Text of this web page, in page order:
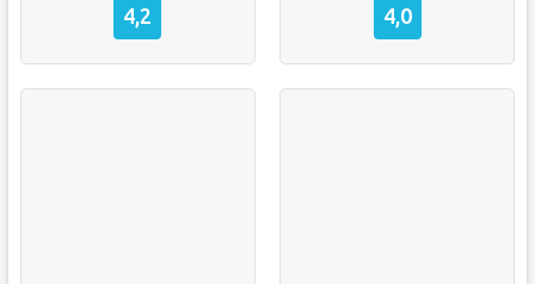
4,2 4,0